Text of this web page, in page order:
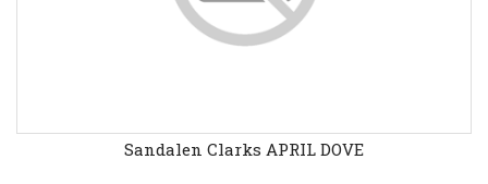
Sandalen Clarks APRIL DOVE